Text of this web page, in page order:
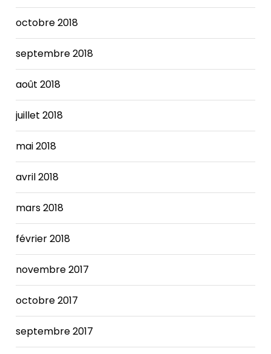
octobre 2018
septembre 2018
août 2018
juillet 2018
mai 2018
avril 2018
mars 2018
février 2018
novembre 2017
octobre 2017
septembre 2017
required
combination
changes
employee
furloughs,
City's
"rainy
fund,
Nike
SB x
FRAME
Dunk